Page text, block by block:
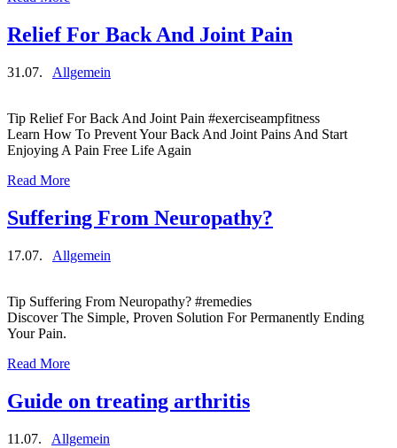
Relief For Back And Joint Pain
31.07. Allgemein
Tip Relief For Back And Joint Pain #exerciseampfitness
Learn How To Prevent Your Back And Joint Pains And Start
Enjoying A Pain Free Life Again
Read More
Suffering From Neuropathy?
17.07. Allgemein
Tip Suffering From Neuropathy? #remedies
Discover The Simple, Proven Solution For Permanently Ending
Your Pain.
Read More
Guide on treating arthritis
11.07. Allgemein